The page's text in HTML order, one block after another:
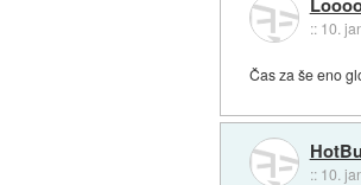
:: 10.
Čas za še eno
:: 10.